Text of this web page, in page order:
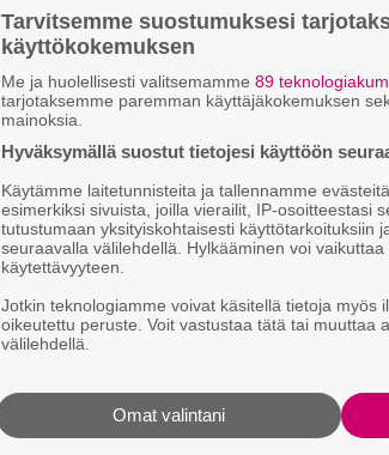
Tarvitsemme suostumuksesi
käyttökokemuksen
Me ja huolellisesti valitsemamme 89
tarjotaksemme paremman käyttäjäkokemuksen
mainoksia.
Hyväksymällä suostut tietojesi käyttöön
Käytämme laitetunnisteita ja tallennamme
esimerkiksi sivuista, joilla vierailit, IP-osoitteestasi
tutustumaan yksityiskohtaisesti käyttötarkoituksiin
seuraavalla välilehdellä. Hylkääminen voi
käytettävyyteen.
Jotkin teknologiamme voivat käsitellä tietoja myös
oikeutettu peruste. Voit vastustaa tätä tai muuttaa
välilehdellä.
Omat valintani